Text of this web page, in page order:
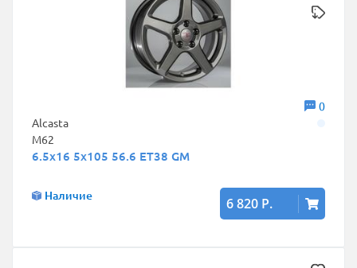
0
Alcasta
M62
6.5x16 5x105 56.6 ET38 GM
Наличие 6 820 Р.